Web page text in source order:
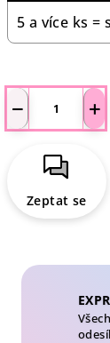
5 a více ks =
+
−
Zeptat se